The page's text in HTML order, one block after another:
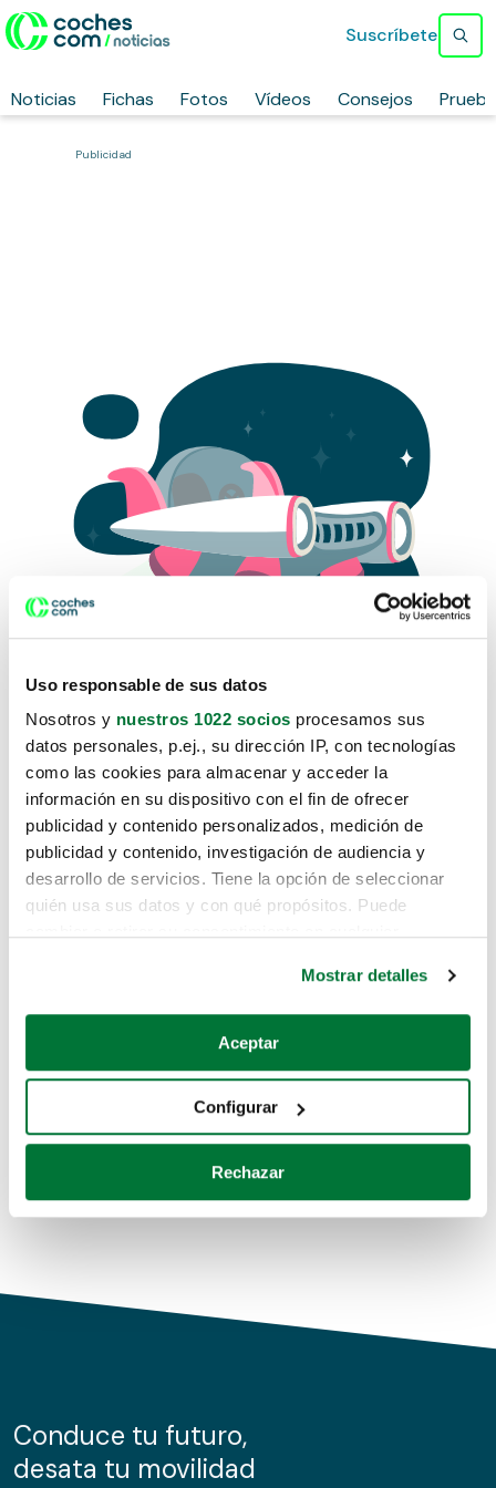
Uso responsable de sus datos
Nosotros y nuestros 1022 socios procesamos sus
datos personales, p.ej., su dirección IP, con tecnologías
como las cookies para almacenar y acceder la
información en su dispositivo con el fin de ofrecer
publicidad y contenido personalizados, medición de
publicidad y contenido, investigación de audiencia y
desarrollo de servicios. Tiene la opción de seleccionar
quién usa sus datos y con qué propósitos. Puede
Si lo permite, también quisiéramos:
Recopilar información sobre su ubicación geográfica
Identificar su dispositivo analizándolo activamente
para buscar características específicas (huellas
Obtenga más información sobre cómo se procesan sus
de cookies.
información sobre el uso que haga del sitio web con
nuestros partners de redes sociales, publicidad y análisis
Mostrar detalles
Aceptar
Configurar
Rechazar
Noticias Fichas Fotos Vídeos Consejos
Suscríbete
Publicidad
Lo sentimos, no sabemos como
te hemos traido hasta aquí.
Pero puedes encontrar el coche que estás
buscando en alguno de estos enlaces:
Coches de segunda mano
Coches de km0
Conduce tu futuro,
desata tu movilidad